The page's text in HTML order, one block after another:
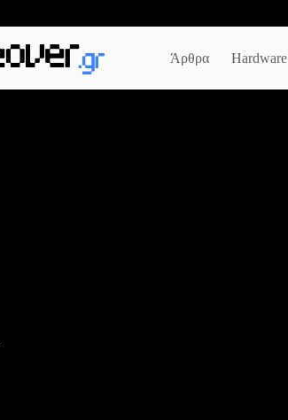
Άρθρα Hardware